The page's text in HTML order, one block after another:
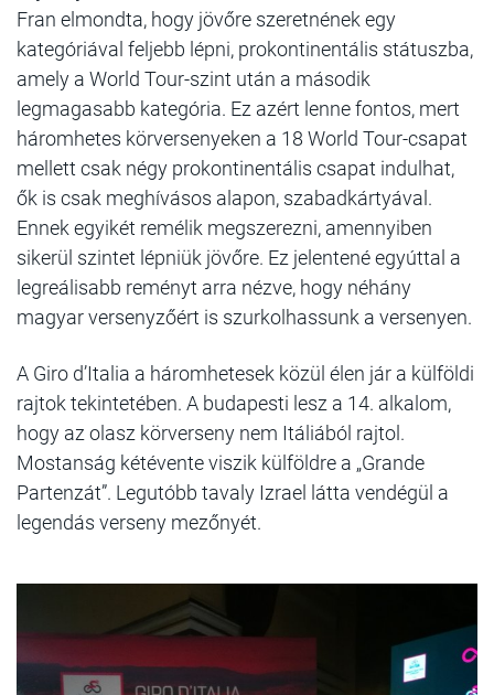
Fran elmondta, hogy jövőre szeretnének egy
kategóriával feljebb lépni, prokontinentális státuszba,
amely a World Tour-szint után a második
legmagasabb kategória. Ez azért lenne fontos, mert
háromhetes körversenyeken a 18 World Tour-csapat
mellett csak négy prokontinentális csapat indulhat,
ők is csak meghívásos alapon, szabadkártyával.
Ennek egyikét remélik megszerezni, amennyiben
sikerül szintet lépniük jövőre. Ez jelentené egyúttal a
legreálisabb reményt arra nézve, hogy néhány
magyar versenyzőért is szurkolhassunk a versenyen.
A Giro d’Italia a háromhetesek közül élen jár a külföldi
rajtok tekintetében. A budapesti lesz a 14. alkalom,
hogy az olasz körverseny nem Itáliából rajtol.
Mostanság kétévente viszik külföldre a „Grande
Partenzát”. Legutóbb tavaly Izrael látta vendégül a
legendás verseny mezőnyét.